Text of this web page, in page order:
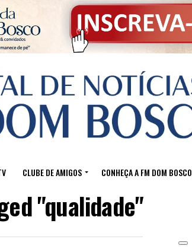
CLUBE DE AMIGOS CONHEÇA A FM DOM BOSCO
"qualidade"